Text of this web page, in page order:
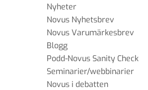
Nyheter
Novus Nyhetsbrev
Novus Varumärkesbrev
Blogg
Podd-Novus Sanity Check
Seminarier/webbinarier
Novus i debatten